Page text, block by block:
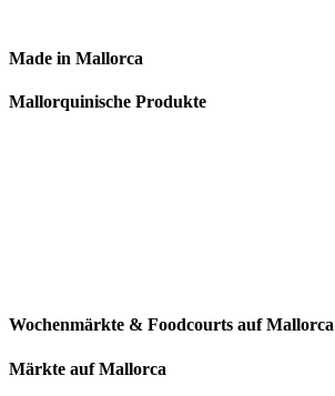
Made in Mallorca
Mallorquinische Produkte
Wochenmärkte & Foodcourts auf Mallorca
Märkte auf Mallorca